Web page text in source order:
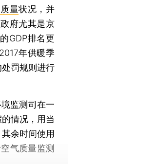
量状况，并
府尤其是京
GDP排名更
年供暖季
罚规则进行
监测司在一
情况，用当
余时间使用
气质量监测